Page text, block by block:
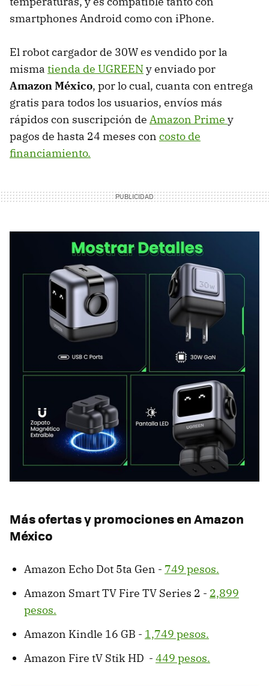
smartphones Android como con iPhone.
El robot cargador de 30W es vendido por la
misma tienda de UGREENy enviado por
Amazon México, por lo cual, cuanta con entrega
gratis para todos los usuarios, envíos más
rápidos con suscripción de Amazon Prime y
pagos de hasta 24 meses con costo de
financiamiento.
Más ofertas y promociones en Amazon
México
Amazon Echo Dot 5ta Gen - 749 pesos.
Amazon Smart TV Fire TV Series 2 - 2,899
pesos.
Amazon Kindle 16 GB - 1,749 pesos.
Amazon Fire tV Stik HD - 449 pesos.